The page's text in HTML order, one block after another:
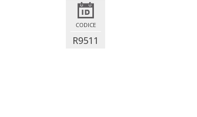
CODICE
R9511